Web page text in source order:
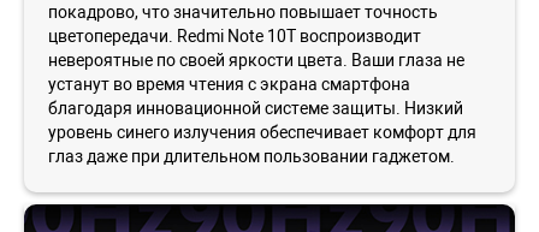
покадрово, что значительно повышает точность
цветопередачи. Redmi Note 10T воспроизводит
невероятные по своей яркости цвета. Ваши глаза не
устанут во время чтения с экрана смартфона
благодаря инновационной системе защиты. Низкий
уровень синего излучения обеспечивает комфорт для
глаз даже при длительном пользовании гаджетом.